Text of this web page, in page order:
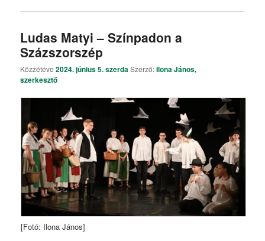
Ludas Matyi – Színpadon a
Százszorszép
Közzétéve2024. június 5. szerdaSzerző:Ilona János,
szerkesztő
[Fotó: Ilona János]